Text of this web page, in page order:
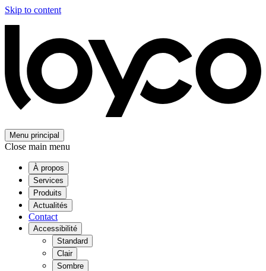
Skip to content
Menu principal
Close main menu
À propos
Services
Produits
Actualités
Contact
Accessibilité
Standard
Clair
Sombre